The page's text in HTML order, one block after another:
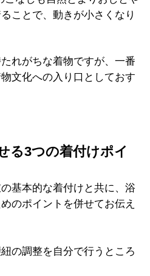
ことで、動きが小さくなり
れがちな着物ですが、一番
文化への入り口としておす
る3つの着付けポイ
基本的な着付けと共に、浴
のポイントを併せてお伝え
の調整を自分で行うところ